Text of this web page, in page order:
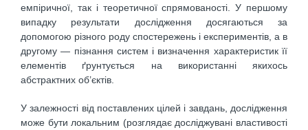
емпіричної, так і теоретичної спрямованості. У першому
випадку результати дослідження досягаються за
допомогою різного роду спостережень і експериментів, а в
другому — пізнання систем і визначення характеристик її
елементів ґрунтується на використанні якихось
абстрактних об’єктів.
У залежності від поставлених цілей і завдань, дослідження
може бути локальним (розглядає досліджувані властивості